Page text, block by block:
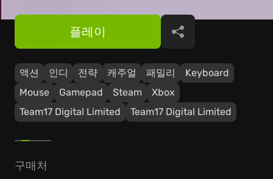
액션 인디 전략 캐주얼 패밀리
Keyboard
Mouse
Gamepad Steam
Xbox
Team17 Digital Limited
Team17 Digital Limited
플레이 공유
구매처